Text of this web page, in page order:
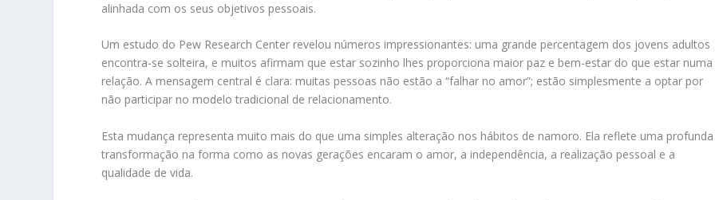
alinhada com os seus objetivos pessoais.
Um estudo do Pew Research Center revelou números impressionantes: uma grande percentagem dos jovens adultos
encontra-se solteira, e muitos afirmam que estar sozinho lhes proporciona maior paz e bem-estar do que estar numa
relação. A mensagem central é clara: muitas pessoas não estão a “falhar no amor”; estão simplesmente a optar por
não participar no modelo tradicional de relacionamento.
Esta mudança representa muito mais do que uma simples alteração nos hábitos de namoro. Ela reflete uma profunda
transformação na forma como as novas gerações encaram o amor, a independência, a realização pessoal e a
qualidade de vida.